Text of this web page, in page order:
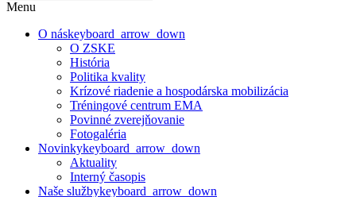
Menu
O náskeyboard_arrow_down
O ZSKE
História
Politika kvality
Krízové riadenie a hospodárska mobilizácia
Tréningové centrum EMA
Povinné zverejňovanie
Fotogaléria
Novinkykeyboard_arrow_down
Aktuality
Interný časopis
Naše službykeyboard_arrow_down